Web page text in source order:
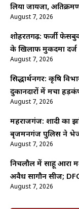
लिया जायजा,
August 7, 2026
शोहरतगढ़: फर्जी
के खिलाफ मुकदमा दर्ज
August 7, 2026
सिद्धार्थनगर: कृषि
दुकानदारों में मचा
August 7, 2026
महराजगंज: शादी का
बृजमनगंज पुलिस ने
August 7, 2026
निचलौल में साहू आरा
अवैध सागौन सीज;
August 7, 2026